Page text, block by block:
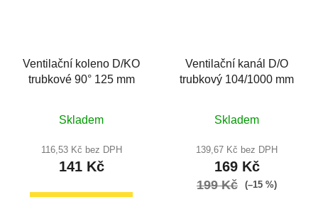
Ventilační koleno D/KO
trubkové 90° 125 mm
Skladem
116,53 Kč bez DPH
141 Kč
Ventilační kanál D/O
trubkový 104/1000 mm
Skladem
139,67 Kč bez DPH
169 Kč
199 Kč (–15 %)